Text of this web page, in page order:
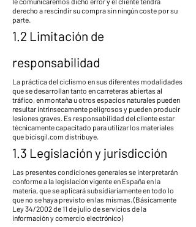
derecho a rescindir su compra sin ningún coste por su
parte.
1.2 Limitación de
responsabilidad
La práctica del ciclismo en sus diferentes modalidades
que se desarrollan tanto en carreteras abiertas al
tráfico, en montaña u otros espacios naturales pueden
resultar intrínsecamente peligrosos y pueden producir
lesiones graves. Es responsabilidad del cliente estar
técnicamente capacitado para utilizar los materiales
que bicisgil.com distribuye.
1.3 Legislación y jurisdicción
Las presentes condiciones generales se interpretarán
conforme a la legislación vigente en España en la
materia, que se aplicará subsidiariamente en todo lo
que no se haya previsto en las mismas. (Básicamente
Ley 34/2002 de 11 de julio de servicios de la
información y comercio electrónico)